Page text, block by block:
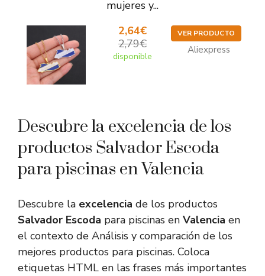
mujeres y...
2,64€
2,79€
disponible
VER PRODUCTO
Aliexpress
Descubre la excelencia de los
productos Salvador Escoda
para piscinas en Valencia
Descubre la excelencia de los productos
Salvador Escoda para piscinas en Valencia en
el contexto de Análisis y comparación de los
mejores productos para piscinas. Coloca
etiquetas HTML en las frases más importantes